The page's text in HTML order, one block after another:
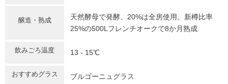
醸造・熟成
天然酵母で発酵、20%は全房使用。新樽比率
25%の500Lフレンチオークで8か月熟成
飲みごろ温度 13 - 15℃
おすすめグラス ブルゴーニュグラス